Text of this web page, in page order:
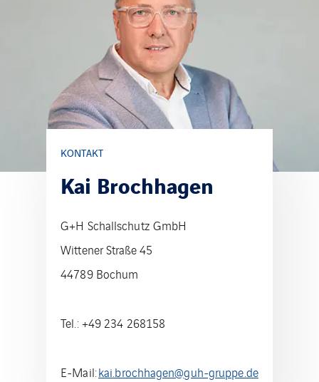
KONTAKT
Kai Brochhagen
G+H Schallschutz GmbH
Wittener Straße 45
44789 Bochum
Tel.: +49 234 268158
E-Mail:kai.brochhagen@guh-gruppe.de